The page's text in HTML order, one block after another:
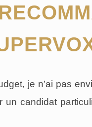
je n’ai pas
un candidat